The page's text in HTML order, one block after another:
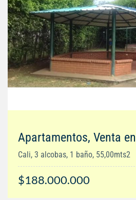
Apartamentos, Venta
Cali, 3 alcobas, 1 baño, 55,00mts2
$188.000.000